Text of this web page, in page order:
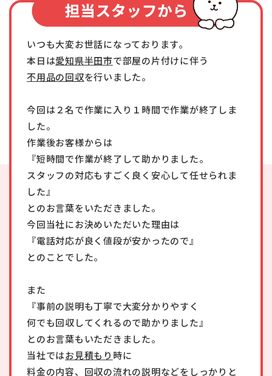
いつも大変お世話になっております。
本日は愛知県半田市で部屋の片付けに伴う
不用品の回収を行いました。
今回は２名で作業に入り１時間で作業が終了しま
した。
作業後お客様からは
『短時間で作業が終了して助かりました。
スタッフの対応もすごく良く安心して任せられま
した』
とのお言葉をいただきました。
今回当社にお決めいただいた理由は
『電話対応が良く値段が安かったので』
とのことでした。
また
『事前の説明も丁寧で大変分かりやすく
何でも回収してくれるので助かりました』
とのお言葉もいただきました。
当社ではお見積もり 時に
料金の内容、回収の流れの説明などをしっかりと